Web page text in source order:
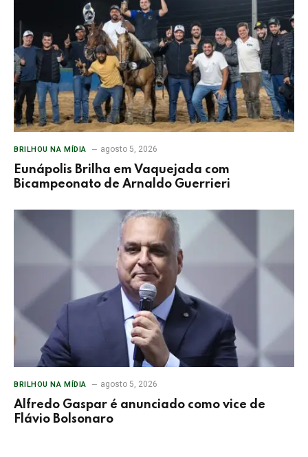
BRILHOU NA MÍDIA agosto 5, 2026
Eunápolis Brilha em Vaquejada com
Bicampeonato de Arnaldo Guerrieri
BRILHOU NA MÍDIA agosto 5, 2026
Alfredo Gaspar é anunciado como vice de
Flávio Bolsonaro